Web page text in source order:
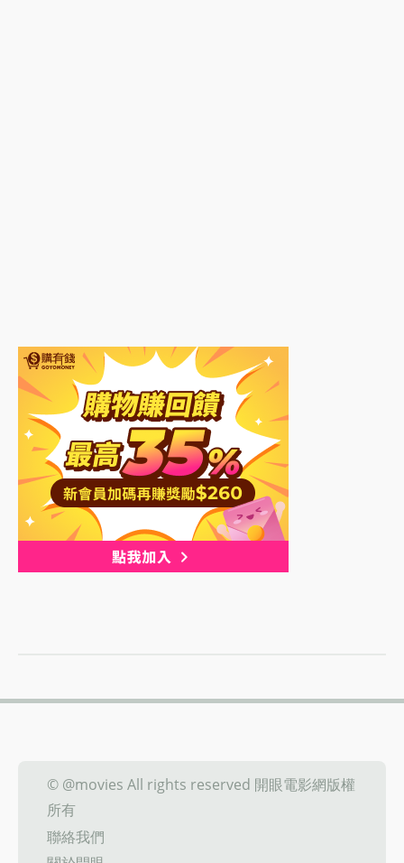
© @movies All rights reserved 開眼電影網版權
所有
聯絡我們